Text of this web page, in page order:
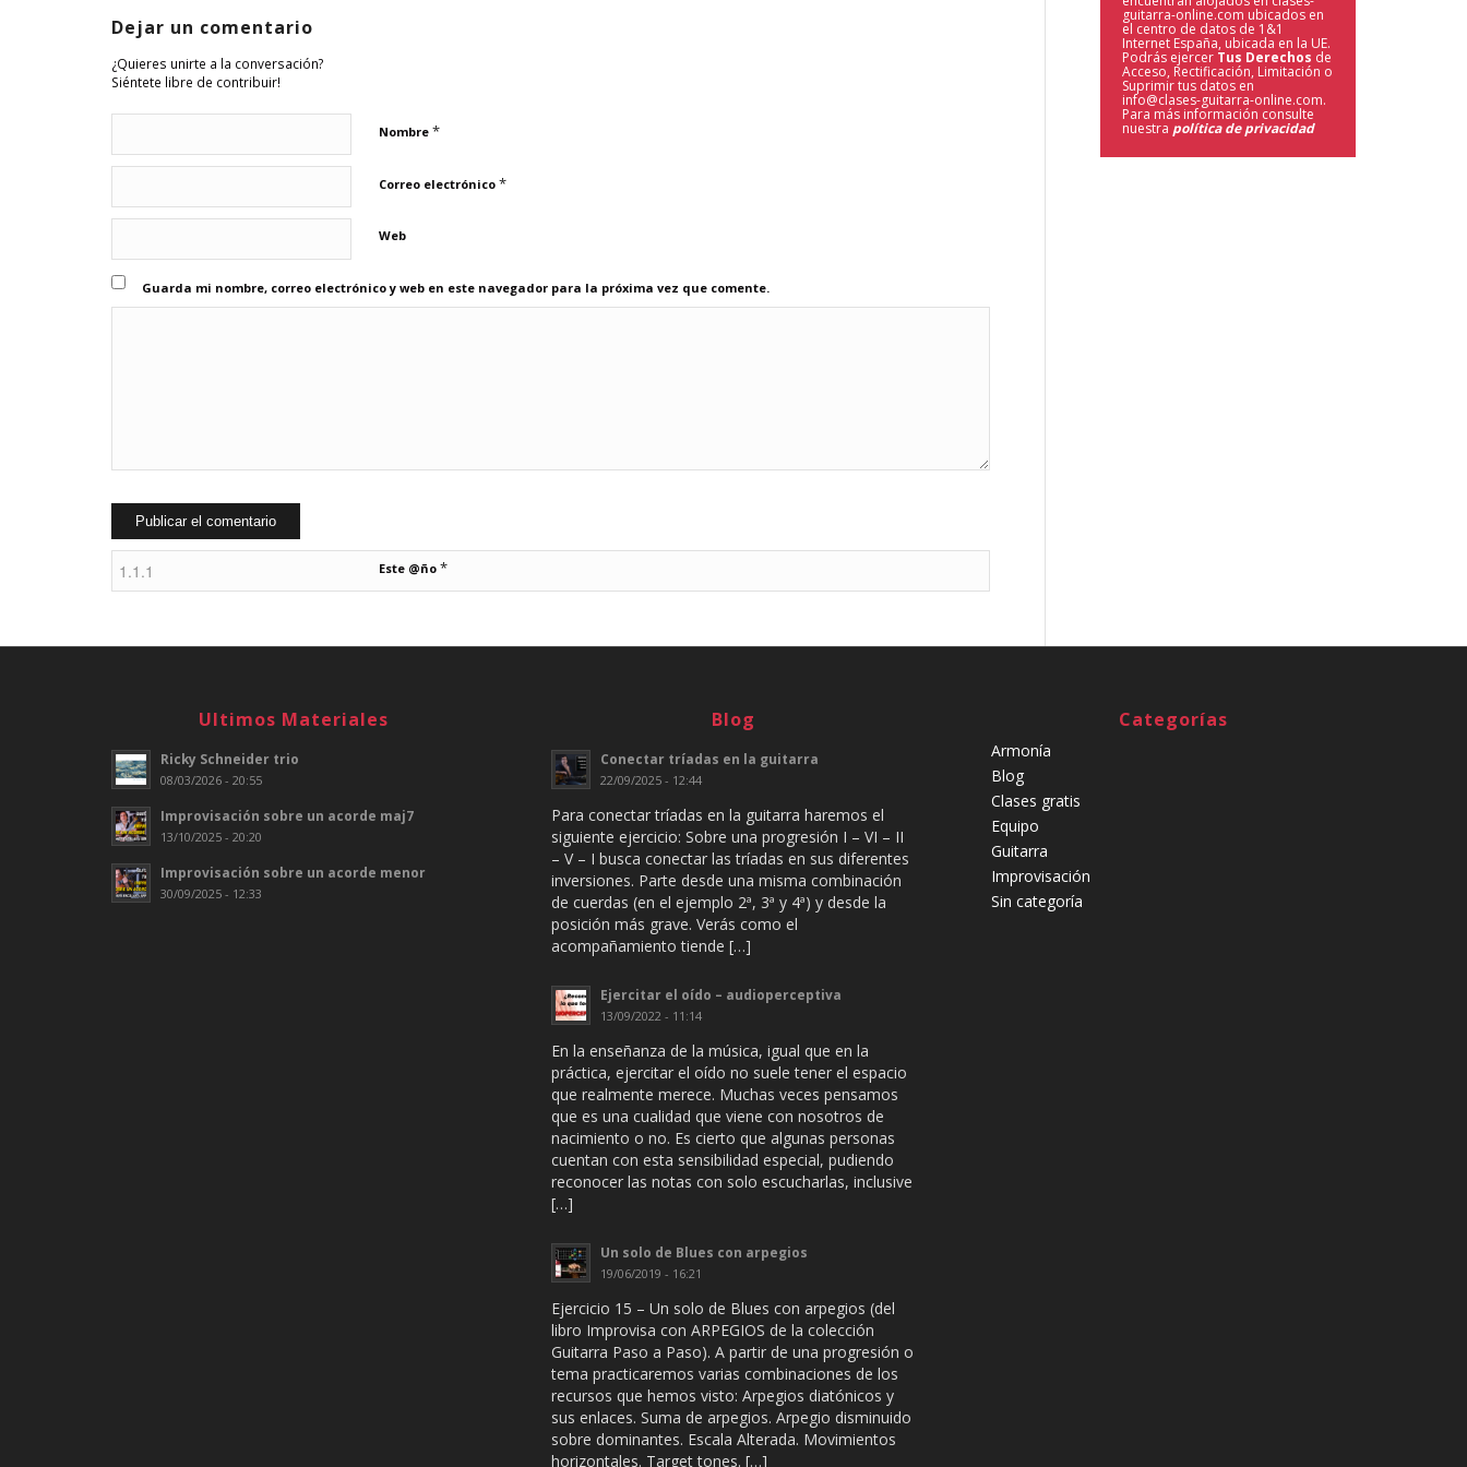
Dejar un comentario
¿Quieres unirte a la conversación?
Siéntete libre de contribuir!
Nombre *
Correo electrónico *
Web
Guarda mi nombre, correo electrónico y web en este navegador para la próxima vez que comente.
Este @ño *
guitarra-online.com ubicados en
el centro de datos de 1&1
Internet España, ubicada en la UE.
Podrás ejercer Tus Derechos de
Acceso, Rectificación, Limitación o
Suprimir tus datos en
info@clases-guitarra-online.com.
Para más información consulte
nuestra política de privacidad
Ultimos Materiales
Ricky Schneider trio
08/03/2026 - 20:55
Improvisación sobre un acorde maj7
13/10/2025 - 20:20
Improvisación sobre un acorde menor
30/09/2025 - 12:33
Blog
Conectar tríadas en la guitarra
22/09/2025 - 12:44
Para conectar tríadas en la guitarra haremos el
siguiente ejercicio: Sobre una progresión I – VI – II
– V – I busca conectar las tríadas en sus diferentes
inversiones. Parte desde una misma combinación
de cuerdas (en el ejemplo 2ª, 3ª y 4ª) y desde la
posición más grave. Verás como el
acompañamiento tiende […]
Ejercitar el oído – audioperceptiva
13/09/2022 - 11:14
En la enseñanza de la música, igual que en la
práctica, ejercitar el oído no suele tener el espacio
que realmente merece. Muchas veces pensamos
que es una cualidad que viene con nosotros de
nacimiento o no. Es cierto que algunas personas
cuentan con esta sensibilidad especial, pudiendo
reconocer las notas con solo escucharlas, inclusive
[…]
Un solo de Blues con arpegios
19/06/2019 - 16:21
Ejercicio 15 – Un solo de Blues con arpegios (del
libro Improvisa con ARPEGIOS de la colección
Guitarra Paso a Paso). A partir de una progresión o
tema practicaremos varias combinaciones de los
recursos que hemos visto: Arpegios diatónicos y
sus enlaces. Suma de arpegios. Arpegio disminuido
sobre dominantes. Escala Alterada. Movimientos
horizontales. Target tones. […]
Categorías
Armonía
Blog
Clases gratis
Equipo
Guitarra
Improvisación
Sin categoría